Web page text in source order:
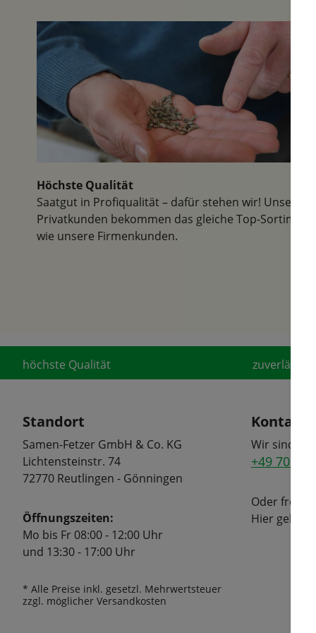
man mit Herzblut dabei....
und
Dank!
Höchste Qualität
Saatgut in Profiqualität – dafür stehen wir! Unsere
Privatkunden bekommen das gleiche Top-Sortiment
wie unsere Firmenkunden.
höchste Qualität
Standort
Samen-Fetzer GmbH & Co. KG
Lichtensteinstr. 74
72770 Reutlingen - Gönningen
Öffnungszeiten:
Mo bis Fr 08:00 - 12:00 Uhr
und 13:30 - 17:00 Uhr
* Alle Preise inkl. gesetzl. Mehrwertsteuer
zzgl. möglicher Versandkosten
Kontakt
Wir sind
+49 7072
Oder
Hier geht's